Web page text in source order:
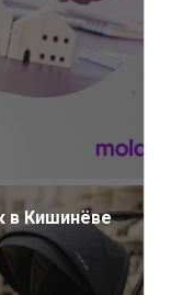
в Кишинёве